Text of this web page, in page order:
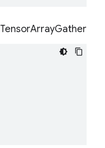
TensorArrayGather